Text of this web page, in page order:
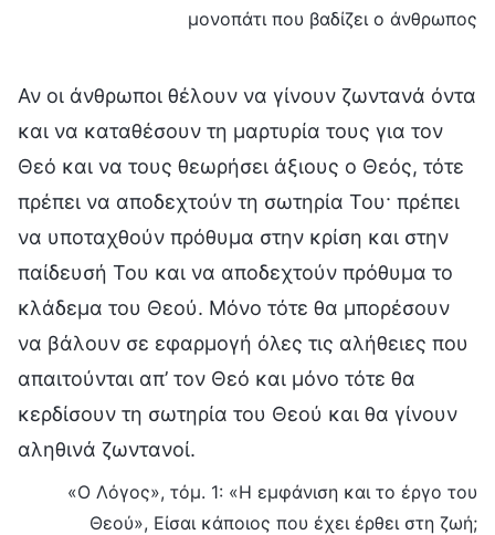
μονοπάτι που βαδίζει ο άνθρωπος
Αν οι άνθρωποι θέλουν να γίνουν ζωντανά όντα
και να καταθέσουν τη μαρτυρία τους για τον
Θεό και να τους θεωρήσει άξιους ο Θεός, τότε
πρέπει να αποδεχτούν τη σωτηρία Του· πρέπει
να υποταχθούν πρόθυμα στην κρίση και στην
παίδευσή Του και να αποδεχτούν πρόθυμα το
κλάδεμα του Θεού. Μόνο τότε θα μπορέσουν
να βάλουν σε εφαρμογή όλες τις αλήθειες που
απαιτούνται απ’ τον Θεό και μόνο τότε θα
κερδίσουν τη σωτηρία του Θεού και θα γίνουν
αληθινά ζωντανοί.
«Ο Λόγος», τόμ. 1: «Η εμφάνιση και το έργο του
Θεού», Είσαι κάποιος που έχει έρθει στη ζωή;